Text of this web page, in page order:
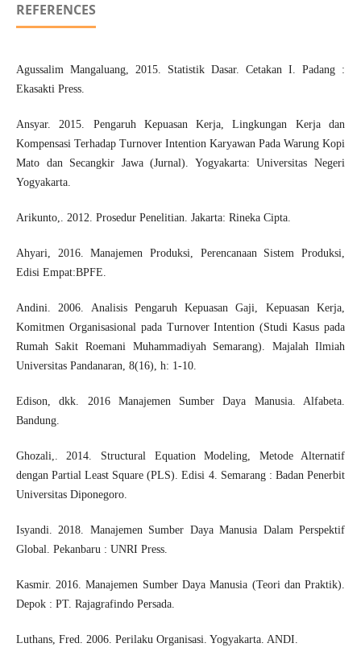
REFERENCES
Agussalim Mangaluang, 2015. Statistik Dasar. Cetakan I. Padang :
Ekasakti Press.
Ansyar. 2015. Pengaruh Kepuasan Kerja, Lingkungan Kerja dan
Kompensasi Terhadap Turnover Intention Karyawan Pada Warung Kopi
Mato dan Secangkir Jawa (Jurnal). Yogyakarta: Universitas Negeri
Yogyakarta.
Arikunto,. 2012. Prosedur Penelitian. Jakarta: Rineka Cipta.
Ahyari, 2016. Manajemen Produksi, Perencanaan Sistem Produksi,
Edisi Empat:BPFE.
Andini. 2006. Analisis Pengaruh Kepuasan Gaji, Kepuasan Kerja,
Komitmen Organisasional pada Turnover Intention (Studi Kasus pada
Rumah Sakit Roemani Muhammadiyah Semarang). Majalah Ilmiah
Universitas Pandanaran, 8(16), h: 1-10.
Edison, dkk. 2016 Manajemen Sumber Daya Manusia. Alfabeta.
Bandung.
Ghozali,. 2014. Structural Equation Modeling, Metode Alternatif
dengan Partial Least Square (PLS). Edisi 4. Semarang : Badan Penerbit
Universitas Diponegoro.
Isyandi. 2018. Manajemen Sumber Daya Manusia Dalam Perspektif
Global. Pekanbaru : UNRI Press.
Kasmir. 2016. Manajemen Sumber Daya Manusia (Teori dan Praktik).
Depok : PT. Rajagrafindo Persada.
Luthans, Fred. 2006. Perilaku Organisasi. Yogyakarta. ANDI.